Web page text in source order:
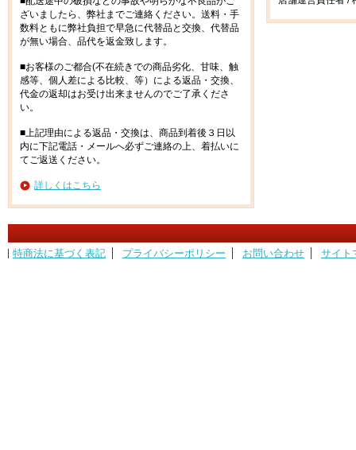
ざいましたら、弊社までご連絡ください。送料・手
数料ともに弊社負担で早急に代替品と交換、代替品
が無い場合、品代を返金致します。
■お客様のご都合(不在続きでの商品劣化、甘味、触
感等、個人差による比較、等）による返品・交換、
代金の返却はお受け出来ませんのでご了承くださ
い。
■上記理由による返品・交換は、商品到着後３日以
内に下記電話・メールへ必ずご連絡の上、着払いに
てご返送ください。
詳しくはこちら
特商法に基づく表記 プライバシーポリシー お問い合わせ サイト